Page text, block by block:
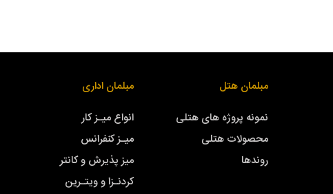
مبلمان هتل
نمونه پروژه های هتلی
محصولات هتلی
روندها
مبلمان اداری
انواع میـز کار
میـز کنفرانس
میز پذیرش و کانتر
کردنـزا و ویتـرین